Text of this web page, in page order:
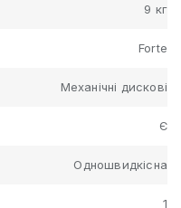
9 кг
Forte
Механічні дискові
Є
Одношвидкісна
1